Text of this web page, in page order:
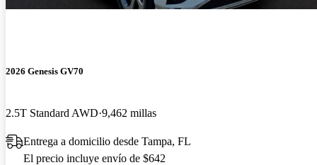
2026 Genesis GV70
2.5T Standard AWD 9,462 millas
Entrega a domicilio desde Tampa, FL
El precio incluye envío de $642